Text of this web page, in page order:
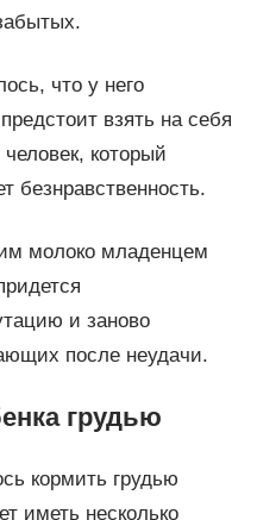
что у него
взять на себя
который
безнравственность.
молоко младенцем
и заново
после неудачи.
грудью
кормить грудью
иметь несколько